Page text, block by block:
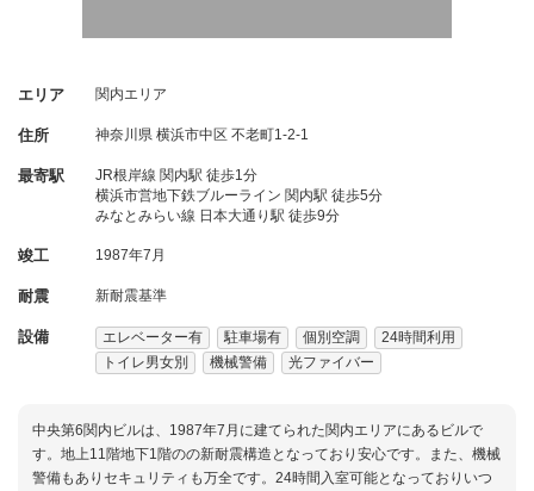
エリア 関内エリア
住所 神奈川県 横浜市中区 不老町1-2-1
最寄駅
JR根岸線 関内駅 徒歩1分
横浜市営地下鉄ブルーライン 関内駅 徒歩5分
みなとみらい線 日本大通り駅 徒歩9分
竣工 1987年7月
耐震 新耐震基準
設備 エレベーター有 駐車場有 個別空調
24時間利用
トイレ男女別
機械警備 光ファイバー
中央第6関内ビルは、1987年7月に建てられた関内エリアにあるビルで
す。地上11階地下1階のの新耐震構造となっており安心です。また、機械
警備もありセキュリティも万全です。24時間入室可能となっておりいつ